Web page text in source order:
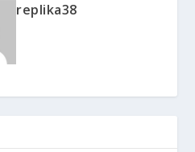
replika38